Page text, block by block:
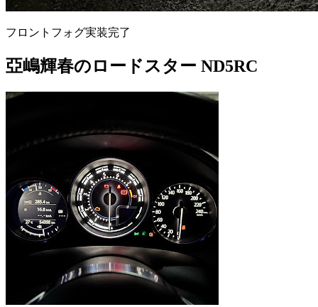
フロントフォグ実装完了
亞嶋輝春のロードスター ND5RC